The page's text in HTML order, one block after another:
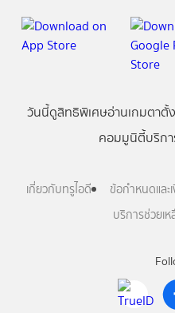
วันนี้ดูสิทธิพิเศษอ่านเกมตาตั้ง
คอมมูนิตี้บริก
เกี่ยวกับทรูไอดี ข้อกำหนดและ
บริการช่วยเห